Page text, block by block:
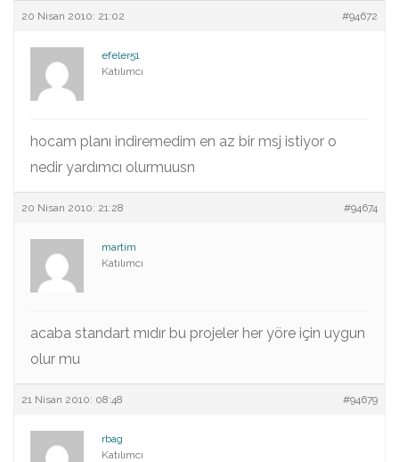
20 Nisan 2010: 21:02 #94672
efeler51
Katılımcı
hocam planı indiremedim en az bir msj istiyor o
nedir yardımcı olurmuusn
20 Nisan 2010: 21:28 #94674
martim
Katılımcı
acaba standart mıdır bu projeler her yöre için uygun
olur mu
21 Nisan 2010: 08:48 #94679
rbag
Katılımcı